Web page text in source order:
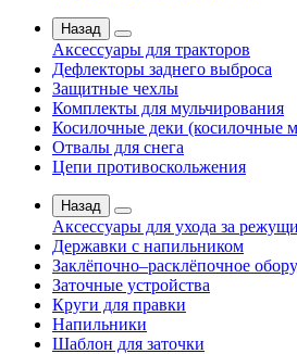
Назад
Аксессуары для тракторов
Дефлекторы заднего выброса
Защитные чехлы
Комплекты для мульчирования
Косилочные деки (косилочные
Отвалы для снега
Цепи противоскольжения
Назад
Аксессуары для ухода за
Державки с напильником
Заклёпочно–расклёпочное
Заточные устройства
Круги для правки
Напильники
Шаблон для заточки